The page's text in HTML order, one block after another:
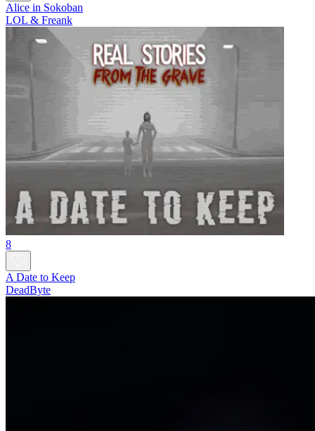
Alice in Sokoban
LOL & Freank
8
A Date to Keep
DeadByte